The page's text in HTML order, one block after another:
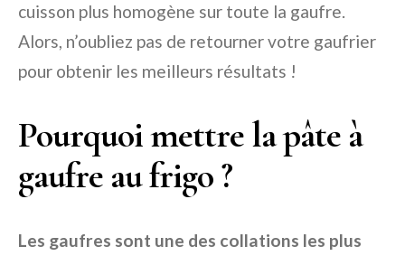
cuisson plus homogène sur toute la gaufre.
Alors, n’oubliez pas de retourner votre gaufrier
pour obtenir les meilleurs résultats !
Pourquoi mettre la pâte à
gaufre au frigo ?
Les gaufres sont une des collations les plus